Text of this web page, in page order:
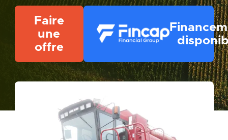
Faire
une
offre